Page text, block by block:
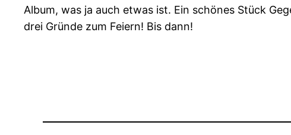
Album, was ja auch etwas ist. Ein schönes Stück
drei Gründe zum Feiern! Bis dann!